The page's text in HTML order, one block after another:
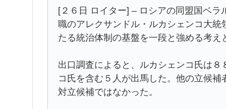
[２６日 ロイター] – ロシアの同盟国ベ
職のアレクサンドル・ルカシェンコ大
たる統治体制の基盤を一段と強める考え
出口調査によると、ルカシェンコ氏は
コ氏を含む５人が出馬した。他の立候
対立候補ではなかった。